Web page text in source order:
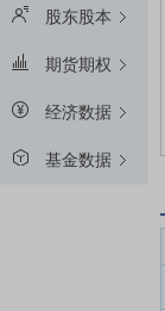
股东股本
期货期权
经济数据
基金数据